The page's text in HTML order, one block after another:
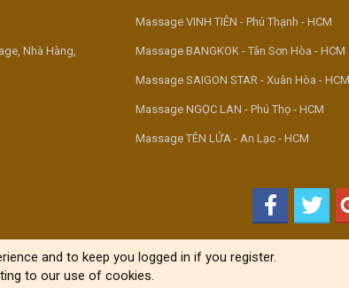
Nhà Hàng,
Massage VINH TIÊN - Phú Thạnh - HCM
Massage BANGKOK - Tân Sơn Hòa - HCM
Massage SAIGON STAR - Xuân Hòa - HCM
Massage NGỌC LAN - Phú Thọ - HCM
Massage TÊN LỬA - An Lạc - HCM
and to keep you logged in if you register.
to our use of cookies.